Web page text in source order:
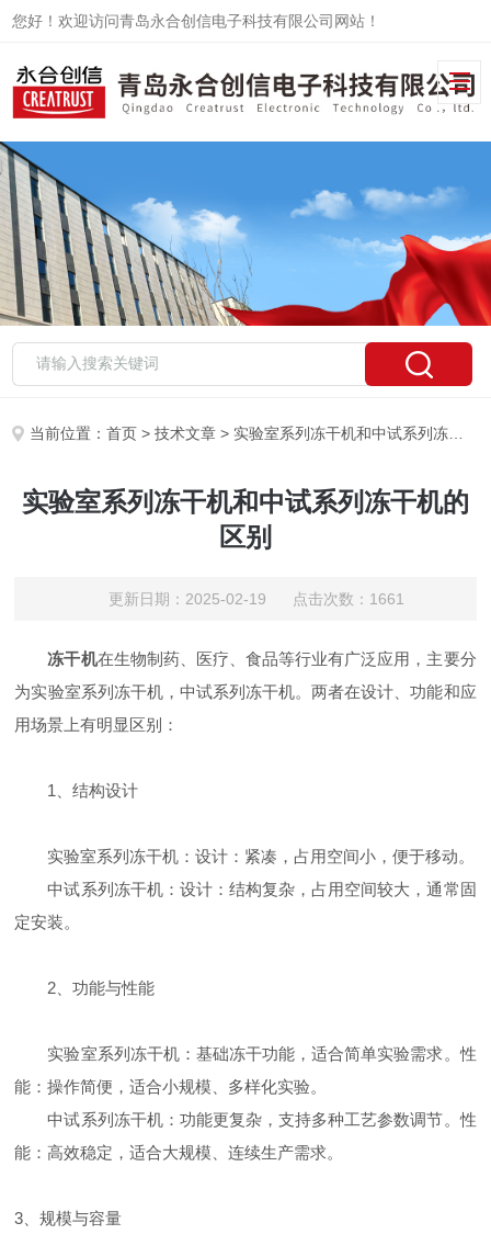
您好！欢迎访问青岛永合创信电子科技有限公司网站！
当前位置：首页 >技术文章 > 实验室系列冻干机和中试系列冻干机的区别
实验室系列冻干机和中试系列冻干机的
区别
更新日期：2025-02-19 点击次数：1661
冻干机在生物制药、医疗、食品等行业有广泛应用，主要分
为实验室系列冻干机，中试系列冻干机。两者在设计、功能和应
用场景上有明显区别：
1、结构设计
实验室系列冻干机：设计：紧凑，占用空间小，便于移动。
中试系列冻干机：设计：结构复杂，占用空间较大，通常固
定安装。
2、功能与性能
实验室系列冻干机：基础冻干功能，适合简单实验需求。性
能：操作简便，适合小规模、多样化实验。
中试系列冻干机：功能更复杂，支持多种工艺参数调节。性
能：高效稳定，适合大规模、连续生产需求。
3、规模与容量